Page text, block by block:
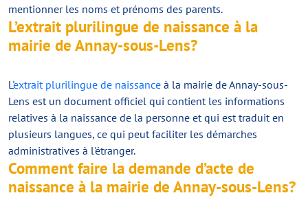
mentionner les noms et prénoms des parents.
L’extrait plurilingue de naissance à la
mairie de Annay-sous-Lens?
L'extrait plurilingue de naissance à la mairie de Annay-sous-
Lens est un document officiel qui contient les informations
relatives à la naissance de la personne et qui est traduit en
plusieurs langues, ce qui peut faciliter les démarches
administratives à l'étranger.
Comment faire la demande d’acte de
naissance à la mairie de Annay-sous-Lens?